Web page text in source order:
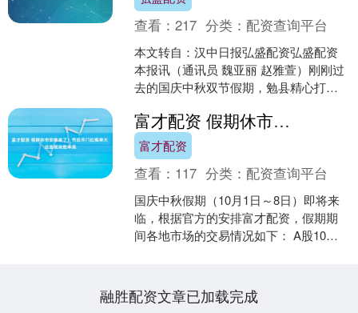
查看：217 分类：配资查询平台
本文转自：汉中日报弘盛配资弘盛配资
本报讯（通讯员 魏亚丽 赵雅萱）刚刚过
去的国庆中秋双节假期，勉县精心打造4
出游体验激....
富才配资 假期休市安排来了！节后开门红概率大 这些板块胜率高
富才配资
查看： 117 分类：配资查询平台
国庆中秋假期（10月1日～8日）即将来
临，根据官方的安排富才配资，假期期
间各地市场的交易情况如下： A股10月1
融胜配资文章已加载完成